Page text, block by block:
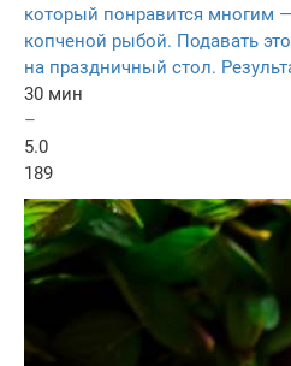
который понравится многим
копченой рыбой. Подавать
на праздничный стол.
30 мин
–
5.0
189